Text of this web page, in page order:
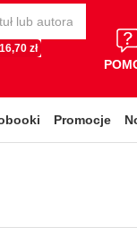
zł
Promocje